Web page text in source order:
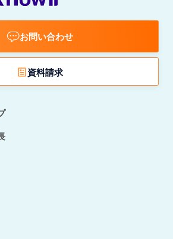
お問い合わせ
資料請求